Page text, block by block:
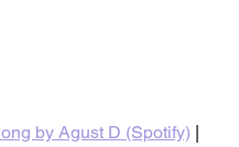
by Agust D (Spotify) |